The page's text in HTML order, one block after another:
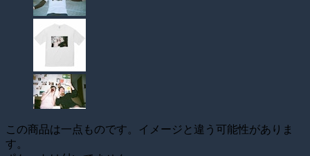
この商品は一点ものです。イメージと違う可能性がありま
す。